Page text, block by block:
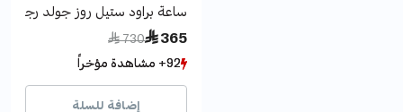
ساعة براود ستيل روز جولد رجالي - AOSA590DE
 365
Price reduced from
 730
to
92+ مشاهدة مؤخراً
8+ بيع مؤخراً
92+ مشاهدة مؤخراً
8+ بيع مؤخراً
إضافة للسلة